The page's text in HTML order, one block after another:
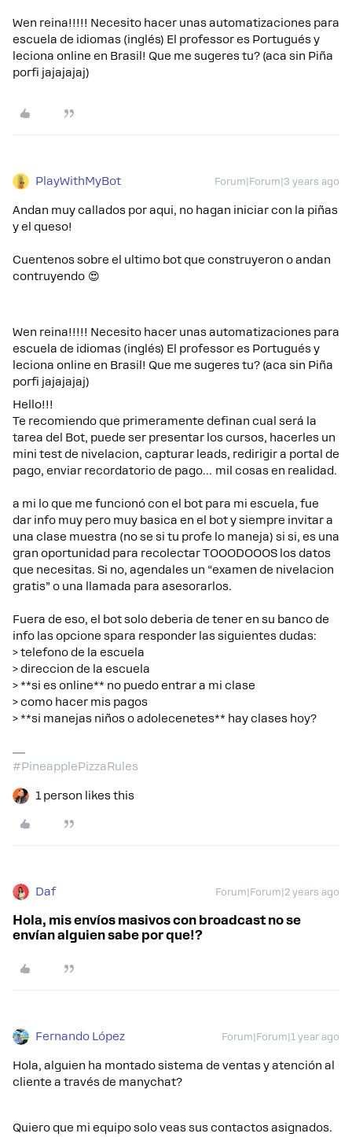
Wen reina!!!!! Necesito hacer unas automatizaciones para
escuela de idiomas (inglés) El professor es Portugués y
leciona online en Brasil! Que me sugeres tu? (aca sin Piña
porfi jajajajaj)​​​​​​
PlayWithMyBot Forum|Forum|3 years ago
Andan muy callados por aqui, no hagan iniciar con la piñas
y el queso!
Cuentenos sobre el ultimo bot que construyeron o andan
contruyendo 😍
Wen reina!!!!! Necesito hacer unas automatizaciones para
escuela de idiomas (inglés) El professor es Portugués y
leciona online en Brasil! Que me sugeres tu? (aca sin Piña
porfi jajajajaj)​​​​​​
Hello!!!
Te recomiendo que primeramente definan cual será la
tarea del Bot, puede ser presentar los cursos, hacerles un
mini test de nivelacion, capturar leads, redirigir a portal de
pago, enviar recordatorio de pago… mil cosas en realidad.
a mi lo que me funcionó con el bot para mi escuela, fue
dar info muy pero muy basica en el bot y siempre invitar a
una clase muestra (no se si tu profe lo maneja) si si, es una
gran oportunidad para recolectar TOOODOOOS los datos
que necesitas. Si no, agendales un “examen de nivelacion
gratis” o una llamada para asesorarlos.
Fuera de eso, el bot solo deberia de tener en su banco de
info las opcione spara responder las siguientes dudas:
> telefono de la escuela
> direccion de la escuela
> **si es online** no puedo entrar a mi clase
> como hacer mis pagos
> **si manejas niños o adolecenetes** hay clases hoy?
#PineapplePizzaRules
1 person likes this
Daf Forum|Forum|2 years ago
Hola, mis envíos masivos con broadcast no se
envían alguien sabe por que!?
Fernando López Forum|Forum|1 year ago
Hola, alguien ha montado sistema de ventas y atención al
cliente a través de manychat?
Quiero que mi equipo solo veas sus contactos asignados.